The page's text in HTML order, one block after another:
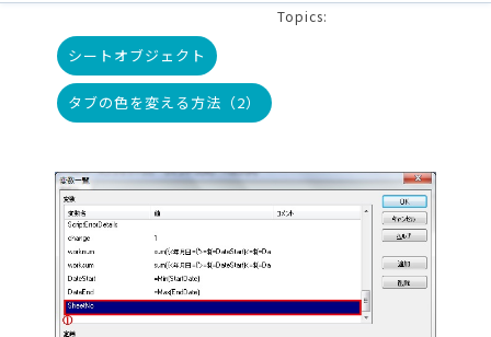
Topics:
シートオブジェクト
タブの色を変える方法（2）